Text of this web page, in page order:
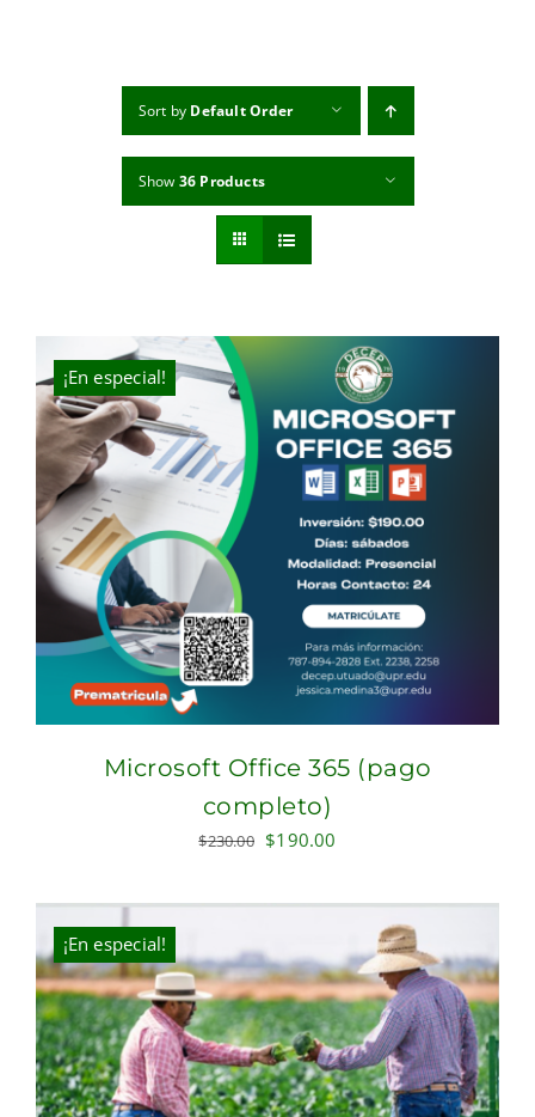
Sort by Default Order
Show 36 Products
¡En especial!
Microsoft Office 365 (pago
completo)
$230.00 Original
was:
$190.00
is:
$190.00.
¡En especial!